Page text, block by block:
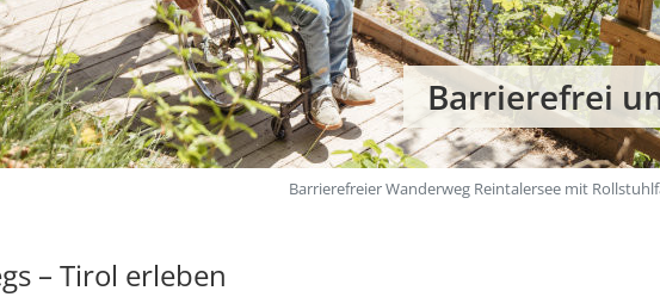
Barrierefrei
Barrierefreier Wanderweg Reintalersee mit
– Tirol erleben